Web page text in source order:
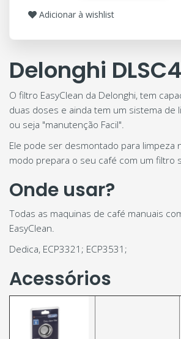
Adicionar à wishlist
Delonghi
O filtro EasyClean da Delonghi, tem
duas doses e ainda tem um sistema de
ou seja "manutenção Facil".
Ele pode ser desmontado para limpeza
modo prepara o seu café com um filtro
Onde usar?
Todas as maquinas de café manuais
EasyClean.
Dedica, ECP3321; ECP3531;
Acessórios